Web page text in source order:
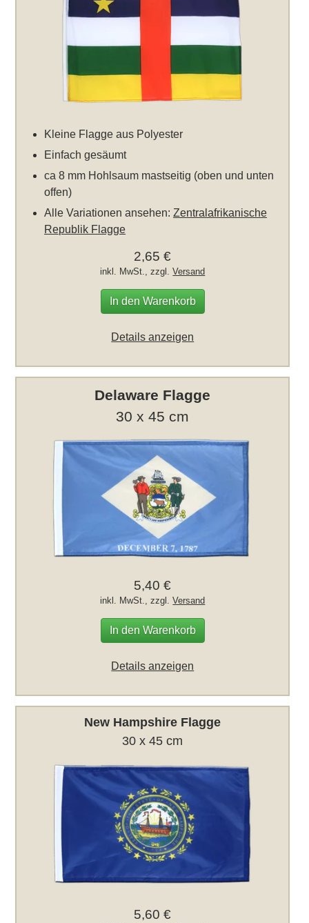
Kleine Flagge aus Polyester
Einfach gesäumt
ca 8 mm Hohlsaum mastseitig (oben und unten
offen)
Alle Variationen ansehen:Zentralafrikanische
Republik Flagge
2,65 €
inkl. MwSt., zzgl.Versand
In den Warenkorb
Details anzeigen
Delaware Flagge
30 x 45 cm
5,40 €
inkl. MwSt., zzgl.Versand
In den Warenkorb
Details anzeigen
New Hampshire Flagge
30 x 45 cm
5,60 €